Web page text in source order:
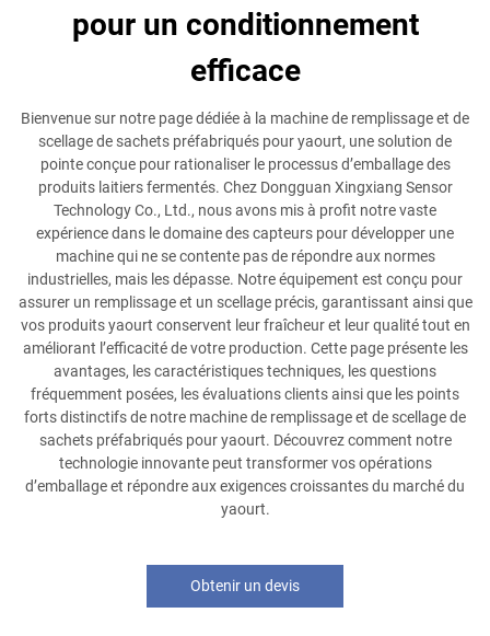
pour un conditionnement
efficace
Bienvenue sur notre page dédiée à la machine de remplissage et de
scellage de sachets préfabriqués pour yaourt, une solution de
pointe conçue pour rationaliser le processus d’emballage des
produits laitiers fermentés. Chez Dongguan Xingxiang Sensor
Technology Co., Ltd., nous avons mis à profit notre vaste
expérience dans le domaine des capteurs pour développer une
machine qui ne se contente pas de répondre aux normes
industrielles, mais les dépasse. Notre équipement est conçu pour
assurer un remplissage et un scellage précis, garantissant ainsi que
vos produits yaourt conservent leur fraîcheur et leur qualité tout en
améliorant l’efficacité de votre production. Cette page présente les
avantages, les caractéristiques techniques, les questions
fréquemment posées, les évaluations clients ainsi que les points
forts distinctifs de notre machine de remplissage et de scellage de
sachets préfabriqués pour yaourt. Découvrez comment notre
technologie innovante peut transformer vos opérations
d’emballage et répondre aux exigences croissantes du marché du
yaourt.
Obtenir un devis